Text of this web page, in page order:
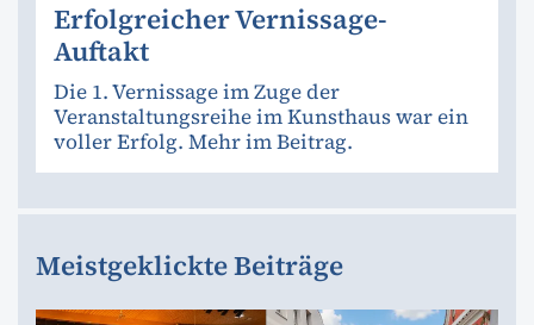
Erfolgreicher Vernissage-
Auftakt
Die 1. Vernissage im Zuge der
Veranstaltungsreihe im Kunsthaus war ein
voller Erfolg. Mehr im Beitrag.
Meistgeklickte Beiträge